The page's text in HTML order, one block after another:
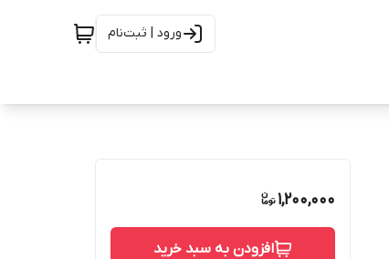
ورود | ثبت‌نام
1,200,000
افزودن به سبد خرید